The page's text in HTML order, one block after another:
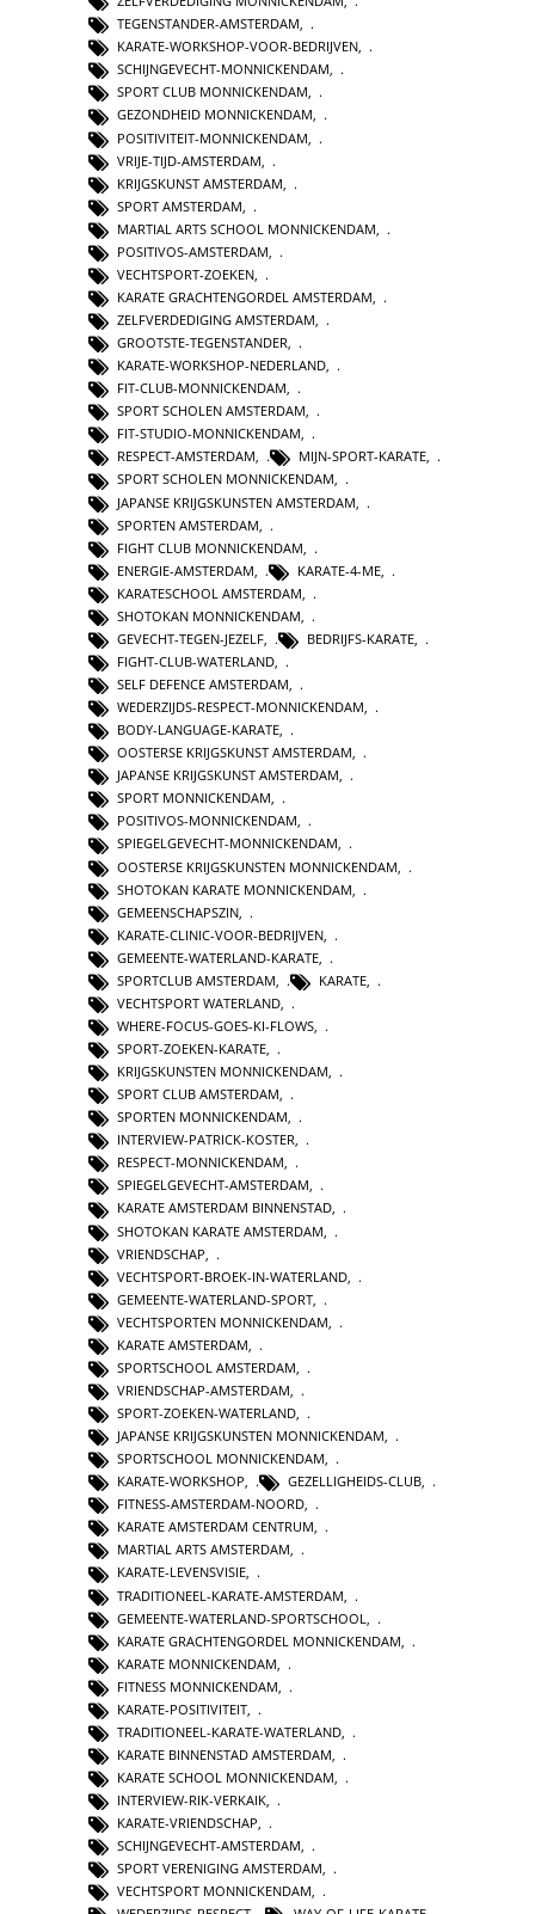
TEGENSTANDER-AMSTERDAM,
KARATE-WORKSHOP-VOOR-BEDRIJVEN,
SCHIJNGEVECHT-MONNICKENDAM,
SPORT CLUB MONNICKENDAM,
GEZONDHEID MONNICKENDAM,
POSITIVITEIT-MONNICKENDAM
VRIJE-TIJD-AMSTERDAM
KRIJGSKUNST AMSTERDAM
SPORT AMSTERDAM
MARTIAL ARTS SCHOOL MONNICKENDAM
POSITIVOS-AMSTERDAM
VECHTSPORT-ZOEKEN
KARATE GRACHTENGORDEL AMSTERDAM
ZELFVERDEDIGING AMSTERDAM,
GROOTSTE-TEGENSTANDER,
KARATE-WORKSHOP-NEDERLAND,
FIT-CLUB-MONNICKENDAM,
SPORT SCHOLEN AMSTERDAM,
FIT-STUDIO-MONNICKENDAM,
RESPECT-AMSTERDAM, MIJN-SPORT-KARATE,
SPORT SCHOLEN MONNICKENDAM,
JAPANSE KRIJGSKUNSTEN AMSTERDAM
SPORTEN AMSTERDAM
FIGHT CLUB MONNICKENDAM
ENERGIE-AMSTERDAM
KARATE-4-ME
KARATESCHOOL AMSTERDAM
SHOTOKAN MONNICKENDAM
GEVECHT-TEGEN-JEZELF
BEDRIJFS-KARATE
FIGHT-CLUB-WATERLAND
SELF DEFENCE AMSTERDAM,
WEDERZIJDS-RESPECT-MONNICKENDAM,
BODY-LANGUAGE-KARATE,
OOSTERSE KRIJGSKUNST AMSTERDAM,
JAPANSE KRIJGSKUNST AMSTERDAM,
SPORT MONNICKENDAM,
POSITIVOS-MONNICKENDAM,
SPIEGELGEVECHT-MONNICKENDAM,
OOSTERSE KRIJGSKUNSTEN MONNICKENDAM
SHOTOKAN KARATE MONNICKENDAM
GEMEENSCHAPSZIN
KARATE-CLINIC-VOOR-BEDRIJVEN
GEMEENTE-WATERLAND-KARATE
SPORTCLUB AMSTERDAM
KARATE
VECHTSPORT WATERLAND
WHERE-FOCUS-GOES-KI-FLOWS
SPORT-ZOEKEN-KARATE,
KRIJGSKUNSTEN MONNICKENDAM,
SPORT CLUB AMSTERDAM,
SPORTEN MONNICKENDAM,
INTERVIEW-PATRICK-KOSTER,
RESPECT-MONNICKENDAM,
SPIEGELGEVECHT-AMSTERDAM,
KARATE AMSTERDAM BINNENSTAD,
SHOTOKAN KARATE AMSTERDAM
VRIENDSCHAP
VECHTSPORT-BROEK-IN-WATERLAND
GEMEENTE-WATERLAND-SPORT
VECHTSPORTEN MONNICKENDAM
KARATE AMSTERDAM
SPORTSCHOOL AMSTERDAM
VRIENDSCHAP-AMSTERDAM
SPORT-ZOEKEN-WATERLAND,
JAPANSE KRIJGSKUNSTEN MONNICKENDAM,
SPORTSCHOOL MONNICKENDAM,
KARATE-WORKSHOP, GEZELLIGHEIDS-CLUB,
FITNESS-AMSTERDAM-NOORD,
KARATE AMSTERDAM CENTRUM,
MARTIAL ARTS AMSTERDAM,
KARATE-LEVENSVISIE,
TRADITIONEEL-KARATE-AMSTERDAM
GEMEENTE-WATERLAND-SPORTSCHOOL
KARATE GRACHTENGORDEL MONNICKENDAM
KARATE MONNICKENDAM
FITNESS MONNICKENDAM
KARATE-POSITIVITEIT
TRADITIONEEL-KARATE-WATERLAND
KARATE BINNENSTAD AMSTERDAM
KARATE SCHOOL MONNICKENDAM,
INTERVIEW-RIK-VERKAIK,
KARATE-VRIENDSCHAP,
SCHIJNGEVECHT-AMSTERDAM,
SPORT VERENIGING AMSTERDAM,
VECHTSPORT MONNICKENDAM,